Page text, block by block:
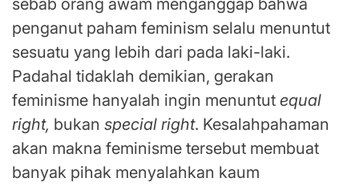
sebab orang awam menganggap bahwa
penganut paham feminism selalu menuntut
sesuatu yang lebih dari pada laki-laki.
Padahal tidaklah demikian, gerakan
feminisme hanyalah ingin menuntut equal
right, bukan special right. Kesalahpahaman
akan makna feminisme tersebut membuat
banyak pihak menyalahkan kaum